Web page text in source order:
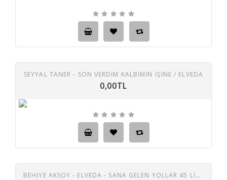
SEYYAL TANER - SON VERDIM KALBIMIN İŞINE / ELVEDA
0,00TL
BEHIYE AKSOY - ELVEDA - SANA GELEN YOLLAR 45 LIK PLAK